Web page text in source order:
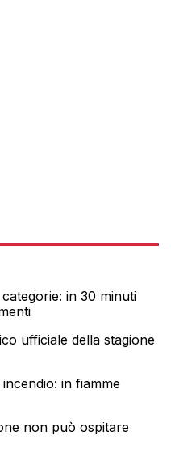
in 30 minuti
ufficiale della stagione
in fiamme
non può ospitare